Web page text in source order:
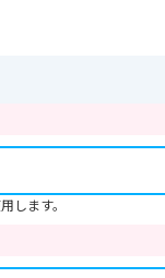
します。